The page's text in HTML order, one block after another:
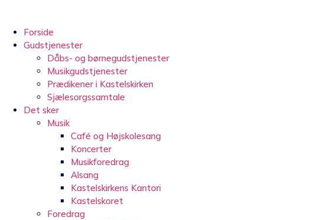
indholdForside
Gudstjenester
Dåbs- og børnegudstjenester
Musikgudstjenester
Prædikener i Kastelskirken
Sjælesorgssamtale
Det sker
Musik
Café og Højskolesang
Koncerter
Musikforedrag
Alsang
Kastelskirkens Kantori
Kastelskoret
Foredrag